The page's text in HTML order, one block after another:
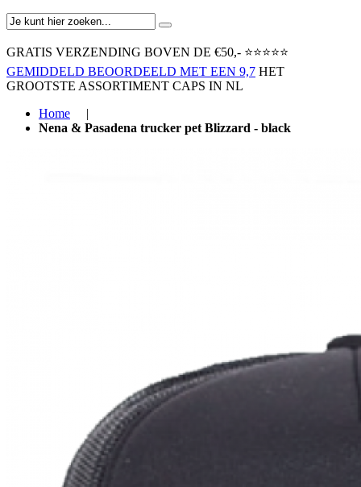
GRATIS VERZENDING BOVEN ​DE €50,-​ ⭐⭐⭐⭐⭐
GEMIDDELD BEOORDEELD MET EEN 9,7 HET
GROOTSTE ASSORTIMENT CAPS IN NL
Home
|
Nena & Pasadena trucker pet Blizzard - black